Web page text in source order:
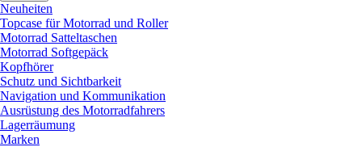
Neuheiten
Topcase für Motorrad und Roller
Motorrad Satteltaschen
Motorrad Softgepäck
Kopfhörer
Schutz und Sichtbarkeit
Navigation und Kommunikation
Ausrüstung des Motorradfahrers
Lagerräumung
Marken